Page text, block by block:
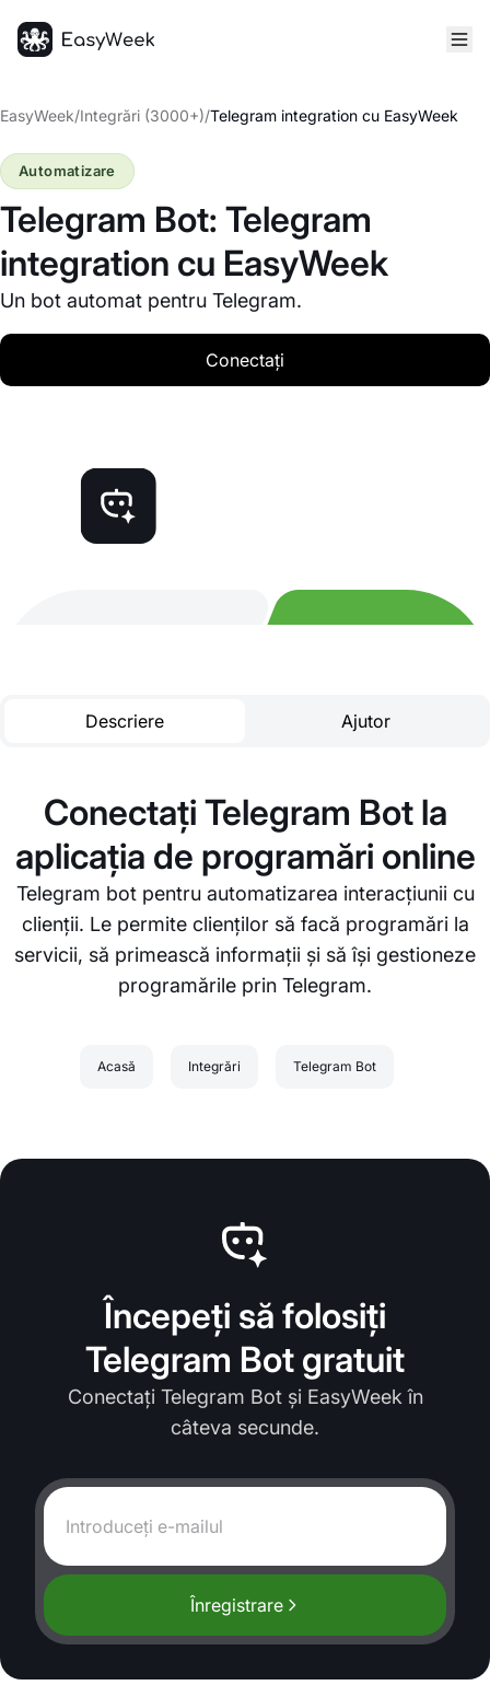
EasyWeek/Integrări (3000+)/Telegram integration cu EasyWeek
Telegram Bot: Telegram
integration cu EasyWeek
Un bot automat pentru Telegram.
Automatizare
Conectați
Descriere Ajutor
Conectați Telegram Bot la
aplicația de programări online
Telegram bot pentru automatizarea interacțiunii cu
clienții. Le permite clienților să facă programări la
servicii, să primească informații și să își gestioneze
programările prin Telegram.
Acasă Integrări Telegram Bot
Începeți să folosiți
Telegram Bot gratuit
Conectați Telegram Bot și EasyWeek în
câteva secunde.
Înregistrare